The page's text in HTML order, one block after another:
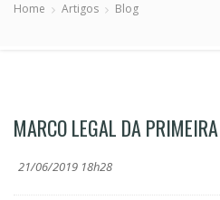
Home Artigos Blog
MARCO LEGAL DA
21/06/2019 18h28